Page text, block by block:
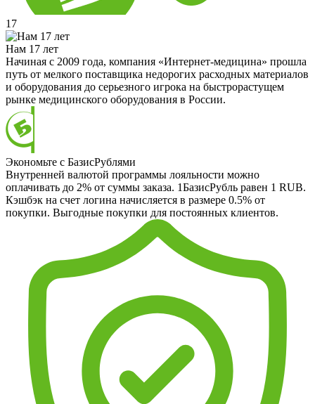
17
Нам 17 лет
Начиная с 2009 года, компания «Интернет-медицина» прошла
путь от мелкого поставщика недорогих расходных материалов
и оборудования до серьезного игрока на быстрорастущем
рынке медицинского оборудования в России.
Экономьте с БазисРублями
Внутренней валютой программы лояльности можно
оплачивать до 2% от суммы заказа. 1БазисРубль равен 1 RUB.
Кэшбэк на счет логина начисляется в размере 0.5% от
покупки. Выгодные покупки для постоянных клиентов.